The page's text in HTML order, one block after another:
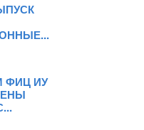
ФИЦ ИУ